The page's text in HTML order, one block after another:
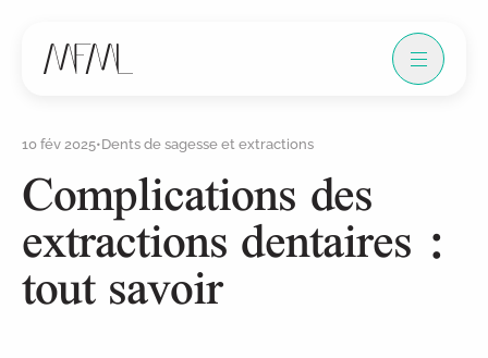
10 fév 2025•Dents de sagesse et extractions
Complications des
extractions dentaires :
tout savoir